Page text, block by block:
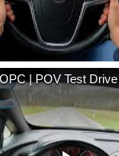
| POV Test